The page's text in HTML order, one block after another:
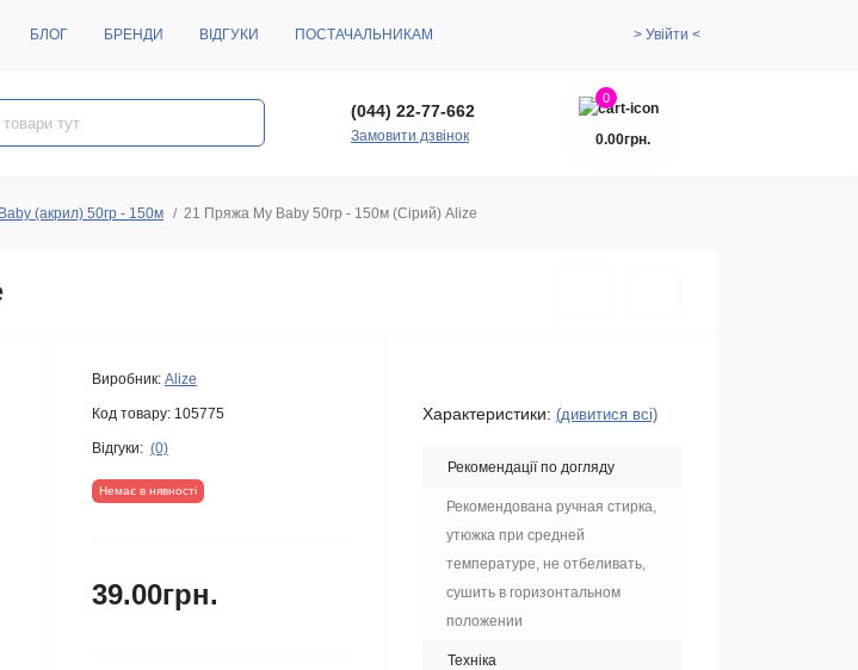
БЛОГ БРЕНДИ ВІДГУКИ ПОСТАЧАЛЬНИКАМ > Увійти <
(044) 22-77-662
Замовити дзвінок
0
0.00грн.
(акрил) 50гр - 150м 21 Пряжа My Baby 50гр - 150м (Сірий) Alize
Виробник: Alize
Код товару: 105775
Відгуки: (0)
Немає в нявності
39.00грн.
Характеристики: (дивитися всі)
Рекомендації по догляду
Рекомендована ручная стирка,
утюжка при средней
температуре, не отбеливать,
сушить в горизонтальном
положении
Техніка